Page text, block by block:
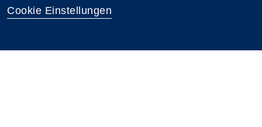
Cookie Einstellungen